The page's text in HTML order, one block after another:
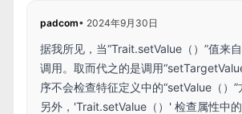
padcom• 2024年9月30日
据我所见，当“Trait.setValue（）”值来
调用。取而代之的是调用
序不会检查特征定义中的“setValue（）”
另外，'Trait.setValue（）' 检查属性中